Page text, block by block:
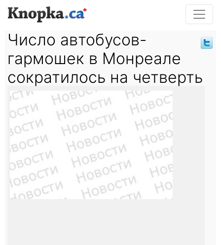
Число автобусов-
гармошек в Монреале
сократилось на четверть